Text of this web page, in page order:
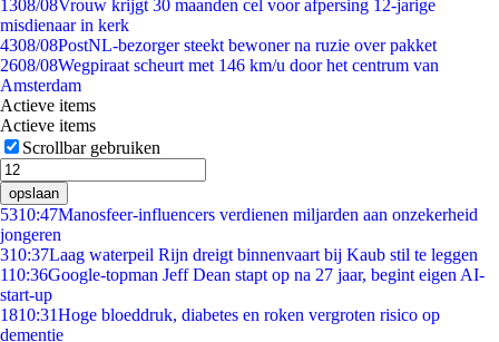
1308/08Vrouw krijgt 30 maanden cel voor afpersing 12-jarige
misdienaar in kerk
4308/08PostNL-bezorger steekt bewoner na ruzie over pakket
2608/08Wegpiraat scheurt met 146 km/u door het centrum van
Amsterdam
Actieve items
Actieve items
Scrollbar gebruiken
opslaan
5310:47Manosfeer-influencers verdienen miljarden aan onzekerheid
jongeren
310:37Laag waterpeil Rijn dreigt binnenvaart bij Kaub stil te leggen
110:36Google-topman Jeff Dean stapt op na 27 jaar, begint eigen AI-
start-up
1810:31Hoge bloeddruk, diabetes en roken vergroten risico op
dementie